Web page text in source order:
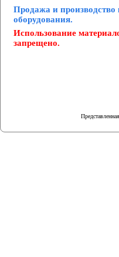
Продажа и
оборудования.
Использование
запрещено.